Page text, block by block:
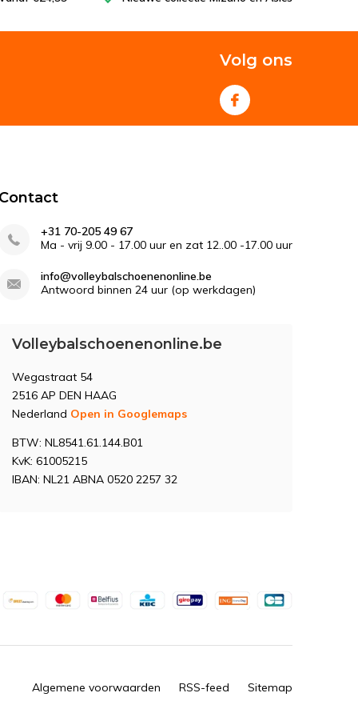
Volg ons
Contact
+31 70-205 49 67
Ma - vrij 9.00 - 17.00 uur en zat 12..00 -17.00 uur
info@volleybalschoenenonline.be
Antwoord binnen 24 uur (op werkdagen)
Volleybalschoenenonline.be
Wegastraat 54
2516 AP DEN HAAG
Nederland Open in Googlemaps
BTW: NL8541.61.144.B01
KvK: 61005215
IBAN: NL21 ABNA 0520 2257 32
Algemene voorwaarden RSS-feed Sitemap